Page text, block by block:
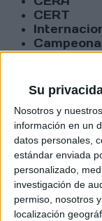
Su
Nosotros y nuestros
información en un
datos personales,
estándar enviada
personalizado,
investigación de
permiso, nosotros
localización
CERT
Históricos
RallyCross
Circuitos
F1
Fórmula E
F2 / F3 /
Indycar
Otros